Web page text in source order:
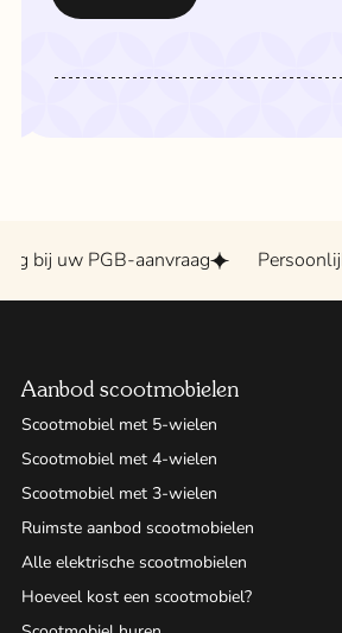
bij uw PGB-aanvraag
Aanbod scootmobielen
Scootmobiel met 5-wielen
Scootmobiel met 4-wielen
Scootmobiel met 3-wielen
Ruimste aanbod scootmobielen
Alle elektrische scootmobielen
Hoeveel kost een scootmobiel?